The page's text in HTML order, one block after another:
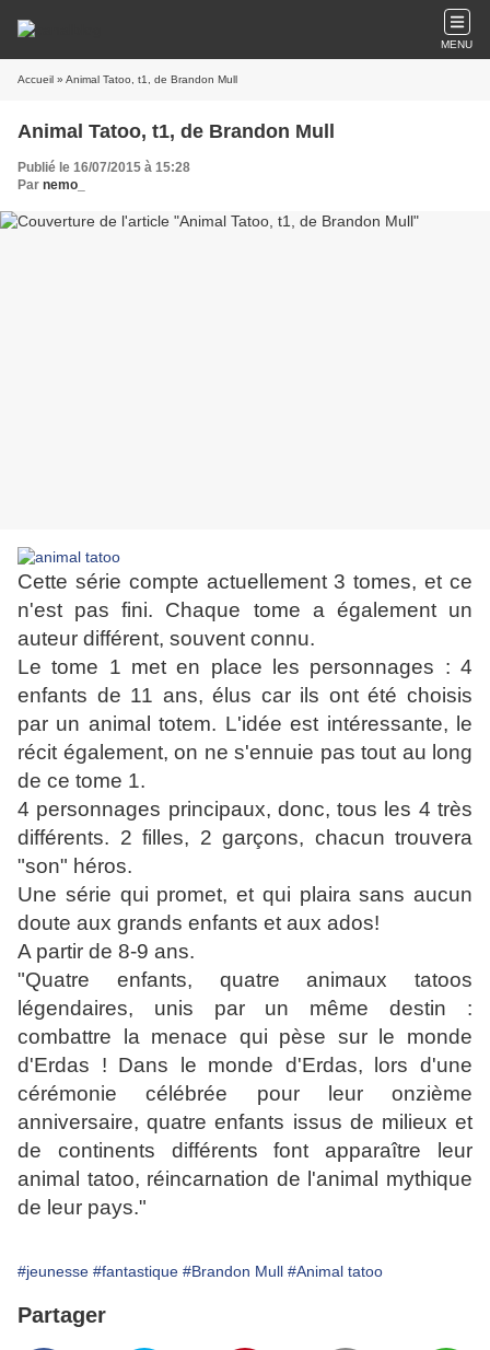
MENU
Accueil » Animal Tatoo, t1, de Brandon Mull
Animal Tatoo, t1, de Brandon Mull
Publié le 16/07/2015 à 15:28
Par nemo_
Cette série compte actuellement 3 tomes, et ce
n'est pas fini. Chaque tome a également un
auteur différent, souvent connu.
Le tome 1 met en place les personnages : 4
enfants de 11 ans, élus car ils ont été choisis
par un animal totem. L'idée est intéressante, le
récit également, on ne s'ennuie pas tout au long
de ce tome 1.
4 personnages principaux, donc, tous les 4 très
différents. 2 filles, 2 garçons, chacun trouvera
"son" héros.
Une série qui promet, et qui plaira sans aucun
doute aux grands enfants et aux ados!
A partir de 8-9 ans.
"Quatre enfants, quatre animaux tatoos
légendaires, unis par un même destin :
combattre la menace qui pèse sur le monde
d'Erdas ! Dans le monde d'Erdas, lors d'une
cérémonie célébrée pour leur onzième
anniversaire, quatre enfants issus de milieux et
de continents différents font apparaître leur
animal tatoo, réincarnation de l'animal mythique
de leur pays."
#jeunesse #fantastique #Brandon Mull #Animal tatoo
Partager